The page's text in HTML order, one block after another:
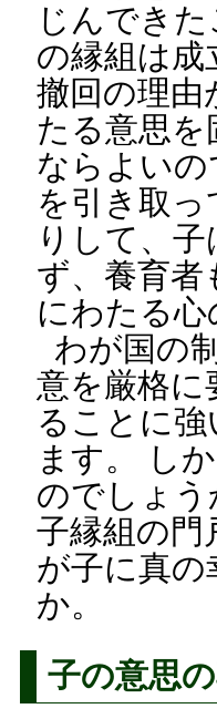
じんでき
の縁組は
撤回の理由
たる意思
ならよい
を引き取
りして、
ず、養育者
にわたる
わが国の
意を厳格に
ることに
ます。 し
のでしょ
子縁組の門
が子に真
か。
子の意思